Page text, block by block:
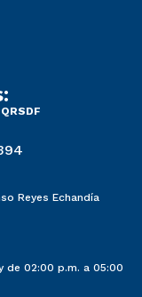
Reyes Echandía
de 02:00 p.m. a 05:00